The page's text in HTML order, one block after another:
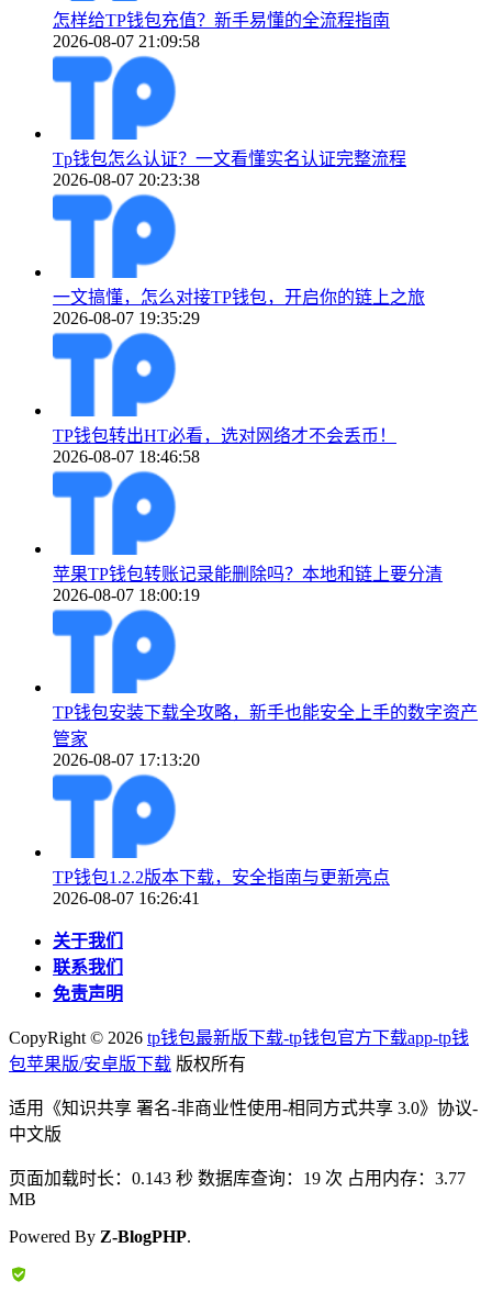
怎样给TP钱包充值？新手易懂的全流程指南
2026-08-07 21:09:58
Tp钱包怎么认证？一文看懂实名认证完整流程
2026-08-07 20:23:38
一文搞懂，怎么对接TP钱包，开启你的链上之旅
2026-08-07 19:35:29
TP钱包转出HT必看，选对网络才不会丢币！
2026-08-07 18:46:58
苹果TP钱包转账记录能删除吗？本地和链上要分清
2026-08-07 18:00:19
TP钱包安装下载全攻略，新手也能安全上手的数字资产
管家
2026-08-07 17:13:20
TP钱包1.2.2版本下载，安全指南与更新亮点
2026-08-07 16:26:41
关于我们
联系我们
免责声明
CopyRight © 2026 tp钱包最新版下载-tp钱包官方下载app-tp钱
包苹果版/安卓版下载 版权所有
适用《知识共享 署名-非商业性使用-相同方式共享 3.0》协议-
中文版
页面加载时长：0.143 秒 数据库查询：19 次 占用内存：3.77
MB
Powered By Z-BlogPHP.